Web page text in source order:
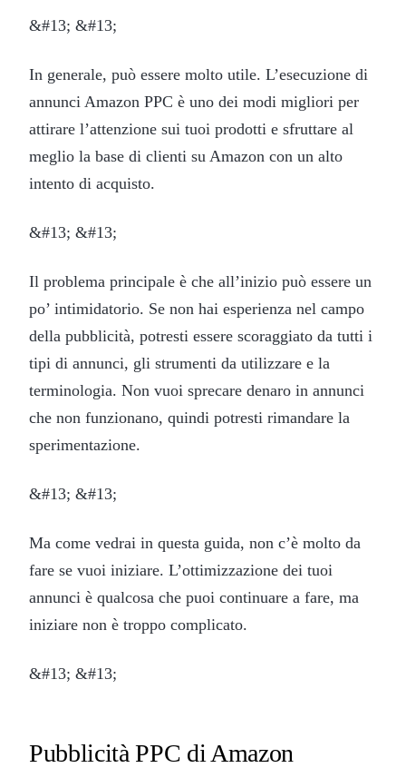
&#13; &#13;
In generale, può essere molto utile. L’esecuzione di
annunci Amazon PPC è uno dei modi migliori per
attirare l’attenzione sui tuoi prodotti e sfruttare al
meglio la base di clienti su Amazon con un alto
intento di acquisto.
&#13; &#13;
Il problema principale è che all’inizio può essere un
po’ intimidatorio. Se non hai esperienza nel campo
della pubblicità, potresti essere scoraggiato da tutti i
tipi di annunci, gli strumenti da utilizzare e la
terminologia. Non vuoi sprecare denaro in annunci
che non funzionano, quindi potresti rimandare la
sperimentazione.
&#13; &#13;
Ma come vedrai in questa guida, non c’è molto da
fare se vuoi iniziare. L’ottimizzazione dei tuoi
annunci è qualcosa che puoi continuare a fare, ma
iniziare non è troppo complicato.
&#13; &#13;
Pubblicità PPC di Amazon